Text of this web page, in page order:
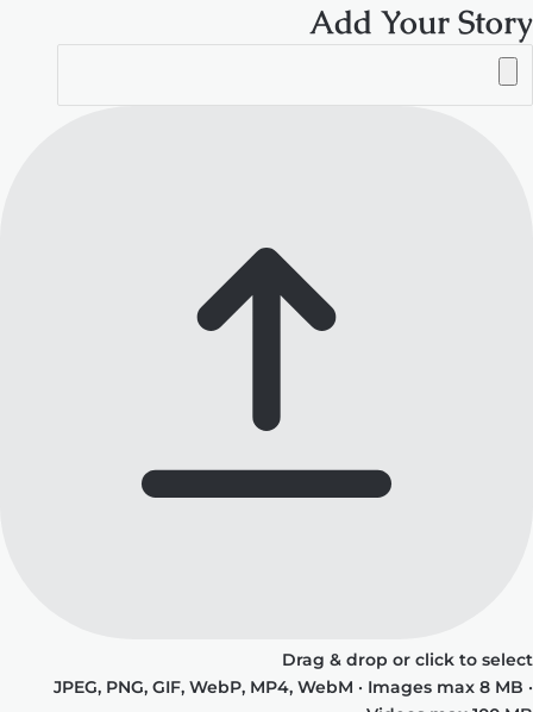
Add Your Story
Drag & drop or click to select
JPEG, PNG, GIF, WebP, MP4, WebM · Images max 8 MB ·